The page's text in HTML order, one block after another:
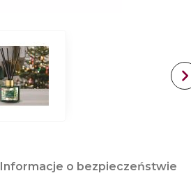
Informacje o bezpieczeństwie